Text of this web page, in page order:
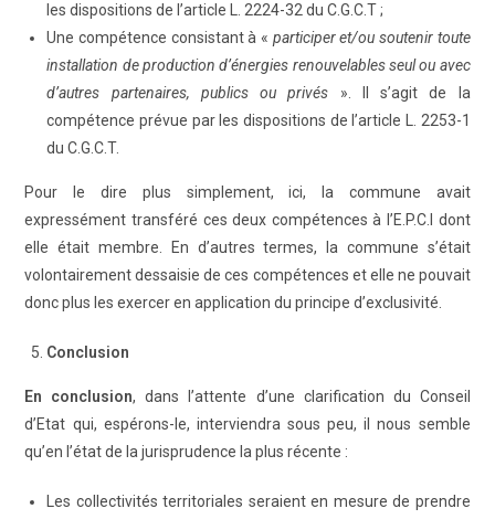
les dispositions de l’article L. 2224-32 du C.G.C.T ;
Une compétence consistant à « participer et/ou soutenir toute
installation de production d’énergies renouvelables seul ou avec
d’autres partenaires, publics ou privés ». Il s’agit de la
compétence prévue par les dispositions de l’article L. 2253-1
du C.G.C.T.
Pour le dire plus simplement, ici, la commune avait
expressément transféré ces deux compétences à l’E.P.C.I dont
elle était membre. En d’autres termes, la commune s’était
volontairement dessaisie de ces compétences et elle ne pouvait
donc plus les exercer en application du principe d’exclusivité.
Conclusion
En conclusion, dans l’attente d’une clarification du Conseil
d’Etat qui, espérons-le, interviendra sous peu, il nous semble
qu’en l’état de la jurisprudence la plus récente :
Les collectivités territoriales seraient en mesure de prendre